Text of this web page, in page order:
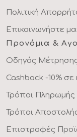
Πολιτική
Επικοινωνήστε
Προνόμια &
Οδηγός
Cashback -10%
Τρόποι Πληρωμής
Τρόποι
Επιστροφές